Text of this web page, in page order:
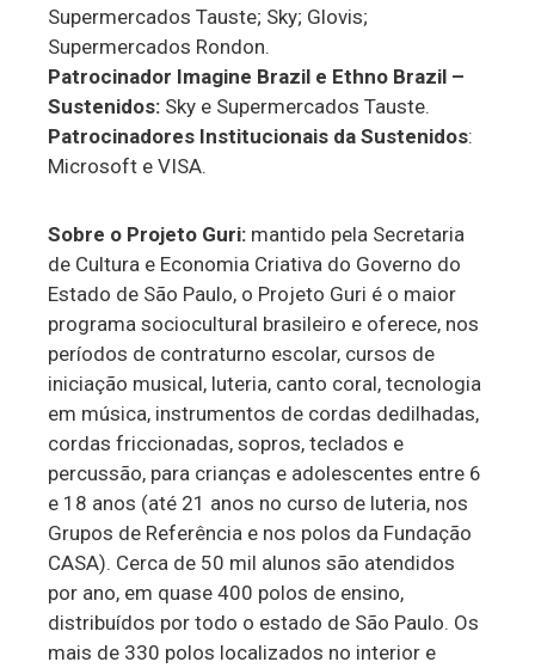
Supermercados Tauste; Sky; Glovis;
Supermercados Rondon.
Patrocinador Imagine Brazil e Ethno Brazil –
Sustenidos: Sky e Supermercados Tauste.
Patrocinadores Institucionais da Sustenidos:
Microsoft e VISA.
Sobre o Projeto Guri: mantido pela Secretaria
de Cultura e Economia Criativa do Governo do
Estado de São Paulo, o Projeto Guri é o maior
programa sociocultural brasileiro e oferece, nos
períodos de contraturno escolar, cursos de
iniciação musical, luteria, canto coral, tecnologia
em música, instrumentos de cordas dedilhadas,
cordas friccionadas, sopros, teclados e
percussão, para crianças e adolescentes entre 6
e 18 anos (até 21 anos no curso de luteria, nos
Grupos de Referência e nos polos da Fundação
CASA). Cerca de 50 mil alunos são atendidos
por ano, em quase 400 polos de ensino,
distribuídos por todo o estado de São Paulo. Os
mais de 330 polos localizados no interior e